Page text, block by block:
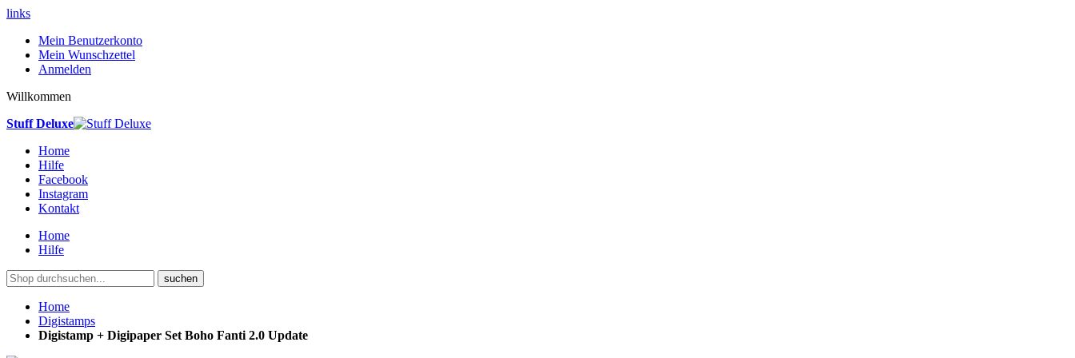
links
Mein Benutzerkonto
Mein Wunschzettel
Anmelden
Willkommen
Stuff Deluxe
Home
Hilfe
Facebook
Instagram
Kontakt
Home
Hilfe
suchen
Home
Digistamps
Digistamp + Digipaper Set Boho Fanti 2.0 Update